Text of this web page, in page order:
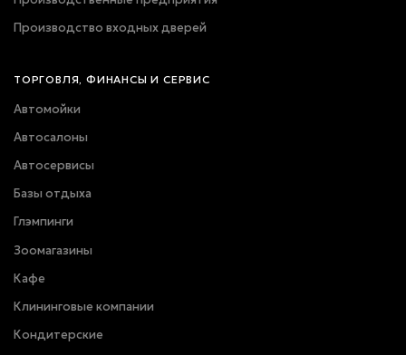
Производство входных дверей
ТОРГОВЛЯ, ФИНАНСЫ И СЕРВИС
Автомойки
Автосалоны
Автосервисы
Базы отдыха
Глэмпинги
Зоомагазины
Кафе
Клининговые компании
Кондитерские